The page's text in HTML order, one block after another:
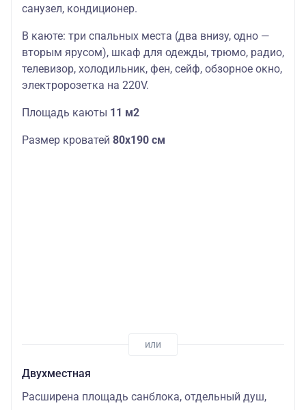
санузел, кондиционер.
В каюте: три спальных места (два внизу, одно —
вторым ярусом), шкаф для одежды, трюмо, радио,
телевизор, холодильник, фен, сейф, обзорное окно,
электророзетка на 220V.
Площадь каюты 11 м2
Размер кроватей 80х190 см
Двухместная
Расширена площадь санблока, отдельный душ,